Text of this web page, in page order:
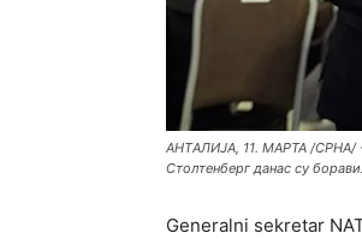
АНTАЛИЈА, 11. МАРТА /СРНА/ -
Столтенберг данас су
Generalni sekretar